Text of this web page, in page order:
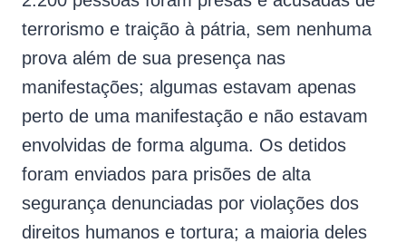
terrorismo e traição à pátria, sem nenhuma
prova além de sua presença nas
manifestações; algumas estavam apenas
perto de uma manifestação e não estavam
envolvidas de forma alguma. Os detidos
foram enviados para prisões de alta
segurança denunciadas por violações dos
direitos humanos e tortura; a maioria deles